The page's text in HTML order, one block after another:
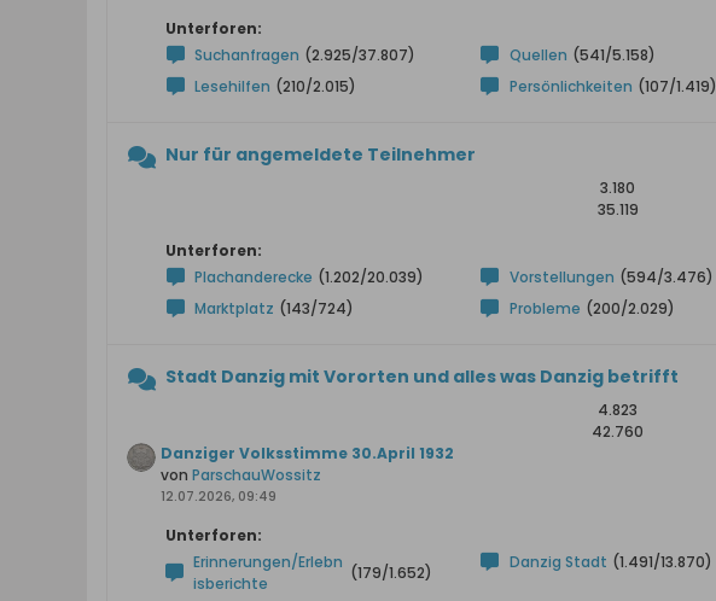
Unterforen:
Suchanfragen (2.925/37.807) Quellen (541/5.158)
Lesehilfen (210/2.015) Persönlichkeiten (107/1.419)
Nur für angemeldete Teilnehmer
3.180
35.119
Unterforen:
Plachanderecke (1.202/20.039) Vorstellungen (594/3.476)
Marktplatz (143/724) Probleme (200/2.029)
Stadt Danzig mit Vororten und alles was Danzig betrifft
4.823
42.760
Danziger Volksstimme 30.April 1932
von ParschauWossitz
12.07.2026, 09:49
Unterforen:
Erinnerungen/Erlebn
isberichte
(179/1.652)
Danzig Stadt (1.491/13.870)